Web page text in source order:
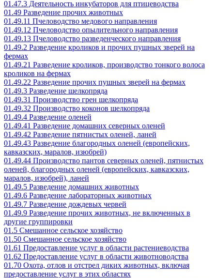
01.47.3 Деятельность инкубаторов для птицеводства
01.49 Разведение прочих животных
01.49.11 Пчеловодство медового направления
01.49.12 Пчеловодство опылительного направления
01.49.13 Пчеловодство разведенческого направления
01.49.2 Разведение кроликов и прочих пушных зверей на
фермах
01.49.21 Разведение кроликов, производство тонкого волоса
кроликов на фермах
01.49.22 Разведение прочих пушных зверей на фермах
01.49.3 Разведение шелкопряда
01.49.31 Производство грен шелкопряда
01.49.32 Производство коконов шелкопряда
01.49.4 Разведение оленей
01.49.41 Разведение домашних северных оленей
01.49.42 Разведение пятнистых оленей, ланей
01.49.43 Разведение благородных оленей (европейских,
кавказских, маралов, изюбрей)
01.49.44 Производство пантов северных оленей, пятнистых
оленей, благородных оленей (европейских, кавказских,
маралов, изюбрей), ланей
01.49.5 Разведение домашних животных
01.49.6 Разведение лабораторных животных
01.49.7 Разведение дождевых червей
01.49.9 Разведение прочих животных, не включенных в
другие группировки
01.5 Смешанное сельское хозяйство
01.50 Смешанное сельское хозяйство
01.61 Предоставление услуг в области растениеводства
01.62 Предоставление услуг в области животноводства
01.70 Охота, отлов и отстрел диких животных, включая
предоставление услуг в этих областях